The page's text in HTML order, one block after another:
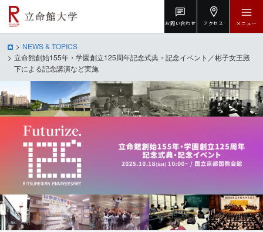
お問い合わせ アクセス メニュー
NEWS & TOPICS
立命館創始155年・学園創立125周年記念式典・記念イベント／彬子女王殿
下による記念講演など実施